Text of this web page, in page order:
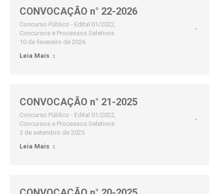
CONVOCAÇÃO n° 22-2026
Concurso Público - Edital 01/2022,
Concursos e Processos Seletivos
10 de fevereiro de 2026
Leia Mais
CONVOCAÇÃO n° 21-2025
Concurso Público - Edital 01/2022,
Concursos e Processos Seletivos
3 de setembro de 2025
Leia Mais